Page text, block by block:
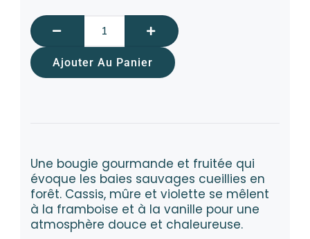
Ajouter Au Panier
Une bougie gourmande et fruitée qui
évoque les baies sauvages cueillies en
forêt. Cassis, mûre et violette se mêlent
à la framboise et à la vanille pour une
atmosphère douce et chaleureuse.